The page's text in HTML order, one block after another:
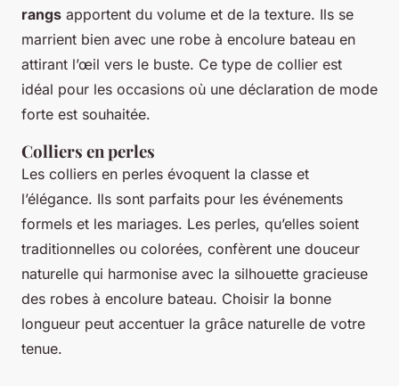
rangs apportent du volume et de la texture. Ils se
marrient bien avec une robe à encolure bateau en
attirant l’œil vers le buste. Ce type de collier est
idéal pour les occasions où une déclaration de mode
forte est souhaitée.
Colliers en perles
Les colliers en perles évoquent la classe et
l’élégance. Ils sont parfaits pour les événements
formels et les mariages. Les perles, qu’elles soient
traditionnelles ou colorées, confèrent une douceur
naturelle qui harmonise avec la silhouette gracieuse
des robes à encolure bateau. Choisir la bonne
longueur peut accentuer la grâce naturelle de votre
tenue.